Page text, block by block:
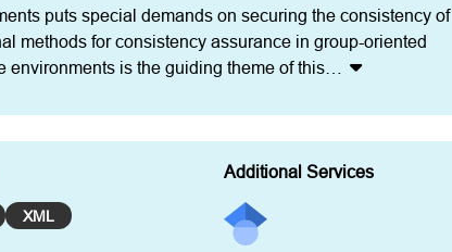
puts special demands on securing the consistency of
methods for consistency assurance in group-oriented
is the guiding theme of this
XML
Additional Services